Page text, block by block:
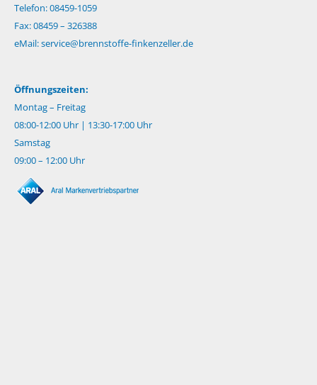
Telefon: 08459-1059
Fax: 08459 – 326388
eMail:service@brennstoffe-finkenzeller.de
Öffnungszeiten:
Montag – Freitag
08:00-12:00 Uhr | 13:30-17:00 Uhr
Samstag
09:00 – 12:00 Uhr